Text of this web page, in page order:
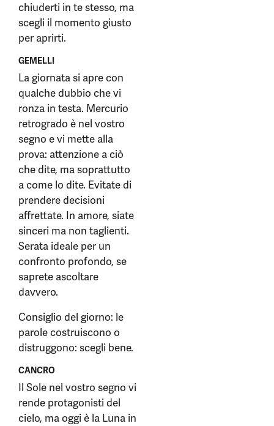
chiuderti in te stesso, ma
scegli il momento giusto
per aprirti.
GEMELLI
La giornata si apre con
qualche dubbio che vi
ronza in testa. Mercurio
retrogrado è nel vostro
segno e vi mette alla
prova: attenzione a ciò
che dite, ma soprattutto
a come lo dite. Evitate di
prendere decisioni
affrettate. In amore, siate
sinceri ma non taglienti.
Serata ideale per un
confronto profondo, se
saprete ascoltare
davvero.
Consiglio del giorno: le
parole costruiscono o
distruggono: scegli bene.
CANCRO
Il Sole nel vostro segno vi
rende protagonisti del
cielo, ma oggi è la Luna in